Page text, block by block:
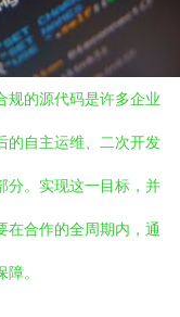
规的源代码是许多企业
的自主运维、二次开发
分。实现这一目标，并
在合作的全周期内，通
。